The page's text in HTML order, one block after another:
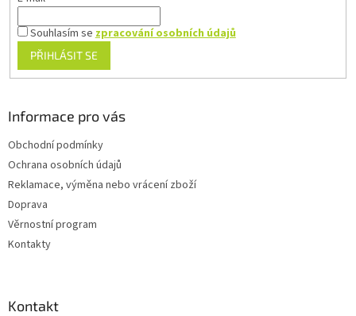
Souhlasím se zpracování osobních údajů
PŘIHLÁSIT SE
Informace pro vás
Obchodní podmínky
Ochrana osobních údajů
Reklamace, výměna nebo vrácení zboží
Doprava
Věrnostní program
Kontakty
Kontakt